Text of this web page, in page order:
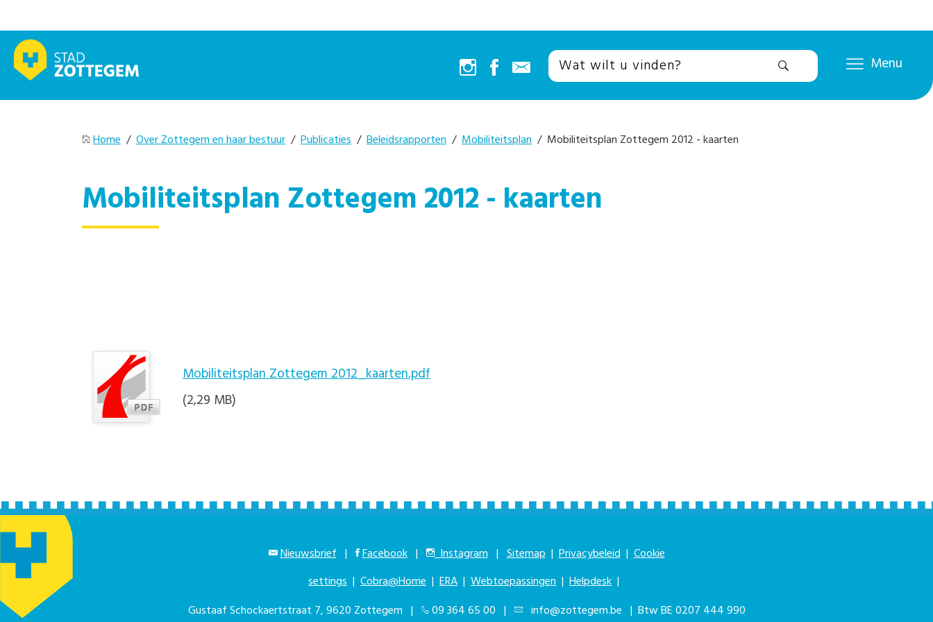
Menu
Home / Over Zottegem en haar bestuur / Publicaties / Beleidsrapporten / Mobiliteitsplan / Mobiliteitsplan Zottegem 2012 - kaarten
Mobiliteitsplan Zottegem 2012 - kaarten
Mobiliteitsplan Zottegem 2012_kaarten.pdf
(2,29 MB)
Nieuwsbrief | Facebook | Instagram | Sitemap |Privacybeleid |Cookie
settings | Cobra@Home | ERA | Webtoepassingen | Helpdesk |
Gustaaf Schockaertstraat 7, 9620 Zottegem |
09 364 65 00 | info@zottegem.be | Btw BE 0207 444 990